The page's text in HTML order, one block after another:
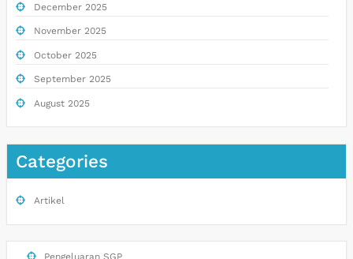
December 2025
November 2025
October 2025
September 2025
August 2025
Categories
Artikel
Pengeluaran SGP